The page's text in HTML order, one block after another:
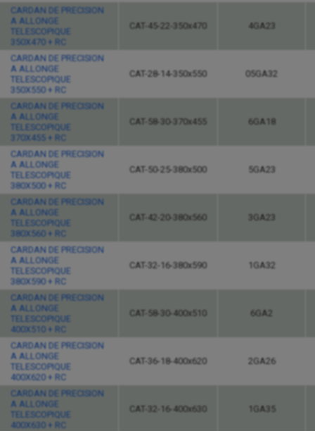
CARDAN DE PRECISION
A ALLONGE
TELESCOPIQUE
350X470 + RC
CAT-45-22-350x470 4GA23
CARDAN DE PRECISION
A ALLONGE
TELESCOPIQUE
350X550 + RC
CAT-28-14-350x550 05GA32
CARDAN DE PRECISION
A ALLONGE
TELESCOPIQUE
370X455 + RC
CAT-58-30-370x455 6GA18
CARDAN DE PRECISION
A ALLONGE
TELESCOPIQUE
380X500 + RC
CAT-50-25-380x500 5GA23
CARDAN DE PRECISION
A ALLONGE
TELESCOPIQUE
380X560 + RC
CAT-42-20-380x560 3GA23
CARDAN DE PRECISION
A ALLONGE
TELESCOPIQUE
380X590 + RC
CAT-32-16-380x590 1GA32
CARDAN DE PRECISION
A ALLONGE
TELESCOPIQUE
400X510 + RC
CAT-58-30-400x510 6GA2
CARDAN DE PRECISION
A ALLONGE
TELESCOPIQUE
400X620 + RC
CAT-36-18-400x620 2GA26
CARDAN DE PRECISION
A ALLONGE
TELESCOPIQUE
400X630 + RC
CAT-32-16-400x630 1GA35